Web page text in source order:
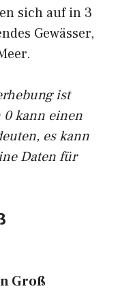
sich auf in 3
Gewässer,
ist
0 kann einen
es kann
Daten für
Groß